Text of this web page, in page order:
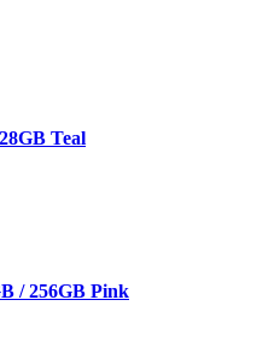
Teal
/ 256GB Pink